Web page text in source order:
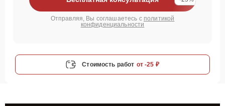
Отправляя, Вы соглашаетесь с политикой
конфиденциальности
Стоимость работ от -25 ₽